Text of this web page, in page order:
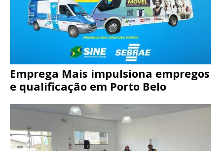
Emprega Mais impulsiona empregos
e qualificação em Porto Belo